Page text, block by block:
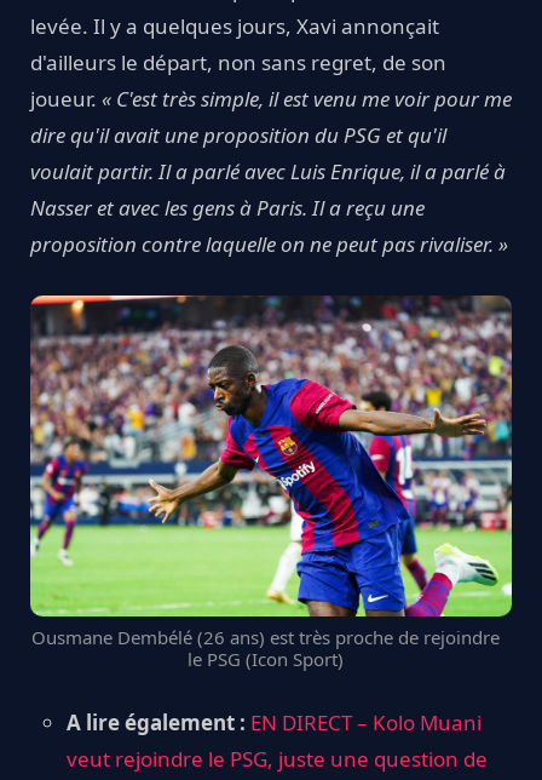
levée. Il y a quelques jours, Xavi annonçait
d'ailleurs le départ, non sans regret, de son
joueur. « C'est très simple, il est venu me voir pour me
dire qu'il avait une proposition du PSG et qu'il
voulait partir. Il a parlé avec Luis Enrique, il a parlé à
Nasser et avec les gens à Paris. Il a reçu une
proposition contre laquelle on ne peut pas rivaliser. »
Ousmane Dembélé (26 ans) est très proche de rejoindre
le PSG (Icon Sport)
A lire également : EN DIRECT – Kolo Muani
veut rejoindre le PSG, juste une question de